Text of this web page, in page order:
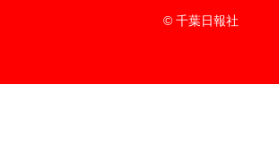
© 千葉日報社